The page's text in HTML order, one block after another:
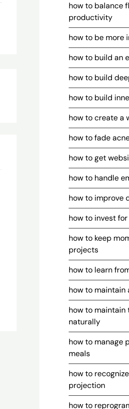
how to balance
productivity
how to be more
how to build an
how to build
how to build
how to create a
how to fade
how to get
how to handle
how to improve
how to invest
how to keep
projects
how to learn
how to maintain
how to maintain
naturally
how to manage
meals
how to
projection
how to